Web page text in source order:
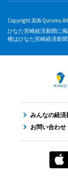
Copyright 2026 Qurumu
ひなた宮崎経済新聞に
権はひなた宮崎経済新
みんなの経済
お問い合わせ